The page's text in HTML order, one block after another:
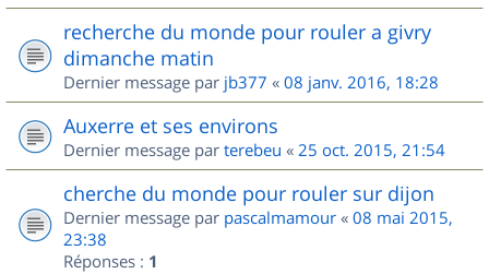
recherche du monde pour rouler a givry
dimanche matin
Dernier message par jb377 « 08 janv. 2016, 18:28
Auxerre et ses environs
Dernier message par terebeu « 25 oct. 2015, 21:54
cherche du monde pour rouler sur dijon
Dernier message par pascalmamour « 08 mai 2015,
23:38
Réponses : 1